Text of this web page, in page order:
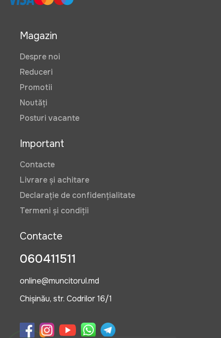
Magazin
Despre noi
Reduceri
Promotii
Noutăți
Posturi vacante
Important
Contacte
Livrare și achitare
Declarație de confidențialitate
Termeni și condiții
Contacte
060411511
online@muncitorul.md
Chișinău, str. Codrilor 16/1